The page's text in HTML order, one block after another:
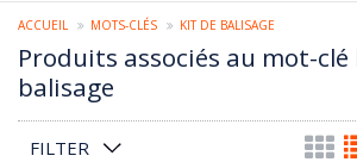
ACCUEIL MOTS-CLÉS KIT DE BALISAGE
Produits associés au mot-
balisage
FILTER